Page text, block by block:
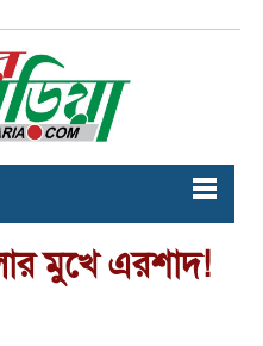
মুখে এরশাদ!